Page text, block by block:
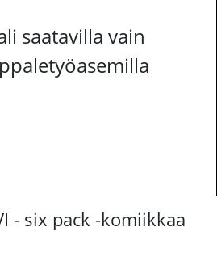
saatavilla vain
- six pack -komiikkaa